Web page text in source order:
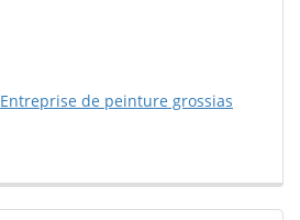
Entreprise de peinture grossias